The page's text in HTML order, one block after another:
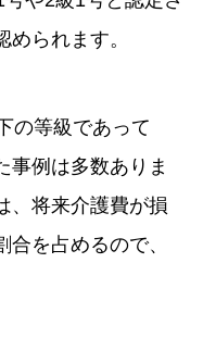
られます。
の等級であって
事例は多数ありま
、将来介護費が損
を占めるので、